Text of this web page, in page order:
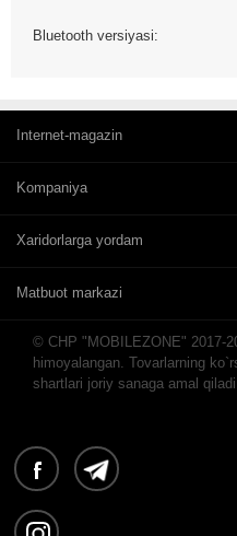
Bluetooth versiyasi:
Internet-magazin
Kompaniya
Xaridorlarga yordam
Matbuot markazi
© CHP "MOBILEZONE" 2017-
himoyalangan. Tovarlarning
shartlari joriy sanaga amal